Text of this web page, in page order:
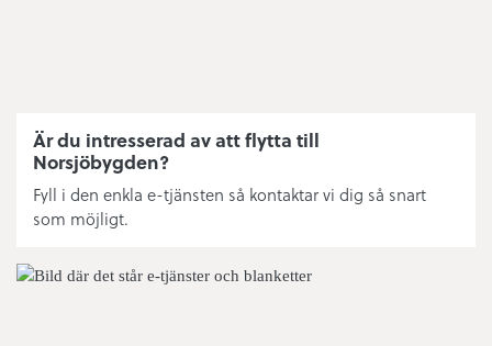
Är du intresserad av att flytta till
Norsjöbygden?
Fyll i den enkla e-tjänsten så kontaktar vi dig så snart
som möjligt.
Fritidsanläggningar
Ishallens tider
Bredband/fiber/driftstatus